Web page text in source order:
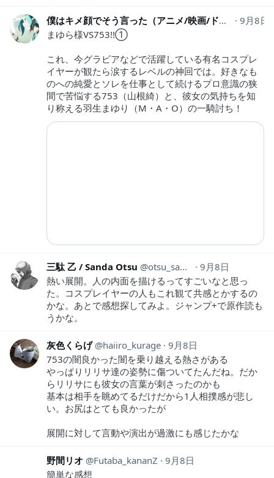
僕はキメ顔でそう言った（アニメ/映画/ドラマ/お笑い/飯テロ@レビューメイン垢）
9月8日
まゆら様VS753!!①
これ、今グラビアなどで活躍している有名コスプレ
イヤーが観たら涙するレベルの神回では。好きなも
のへの純愛とソレを仕事として続けるプロ意識の狭
間で苦悩する753（山根綺）と、彼女の気持ちを知
り称える羽生まゆり（M・A・O）の一騎討ち！
三駄 乙 / Sanda Otsu otsu_sanda
9月8日
熱い展開。人の内面を描けるってすごいなと思っ
た。コスプレイヤーの人もこれ観て共感とかするの
かな。あとで感想探してみよ。ジャンプ+で原作読も
うかな。
灰色くらげ haiiro_kurage 9月8日
753の闇良かった闇を乗り越える熱さがある
やっぱりリリサ達の姿勢に傷ついてたんだね。だか
らリリサにも彼女の言葉が刺さったのかも
基本は相手を眺めてるだけだから1人相撲感が悲し
い。お尻はとても良かったが
展開に対して言動や演出が過激にも感じたかな
野間リオ Futaba_kananZ
9月8日
簡単な感想